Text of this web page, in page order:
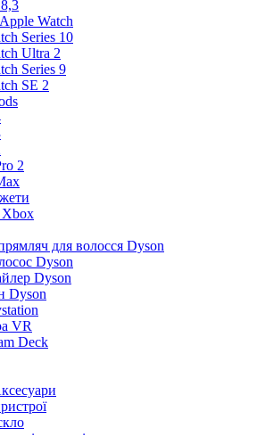
Apple Watch
Series 10
Ultra 2
Series 9
SE 2
2
для волосся Dyson
Dyson
Dyson
Dyson
VR
Deck